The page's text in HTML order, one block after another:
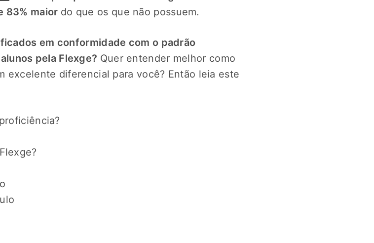
83% maior do que os que não possuem.
em conformidade com o padrão
pela Flexge? Quer entender melhor como
excelente diferencial para você? Então leia este